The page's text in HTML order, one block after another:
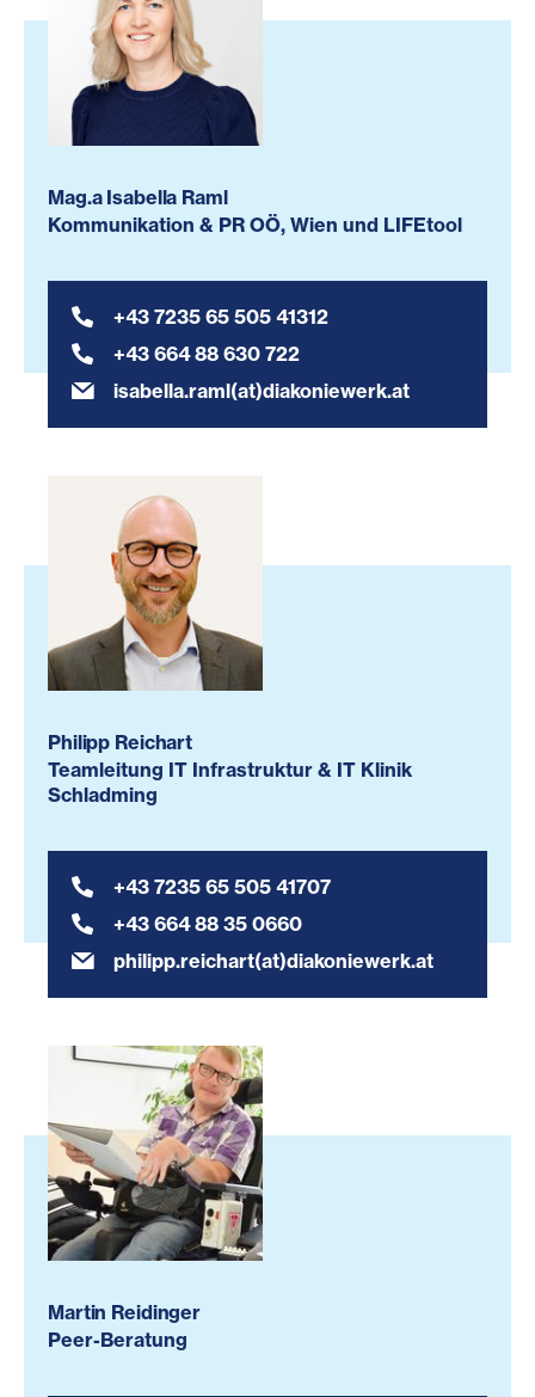
Mag.a Isabella Raml
Kommunikation & PR OÖ, Wien und LIFEtool
+43 7235 65 505 41312
+43 664 88 630 722
isabella.raml(at)diakoniewerk.at
Philipp Reichart
Teamleitung IT Infrastruktur & IT Klinik
Schladming
+43 7235 65 505 41707
+43 664 88 35 0660
philipp.reichart(at)diakoniewerk.at
Martin Reidinger
Peer-Beratung